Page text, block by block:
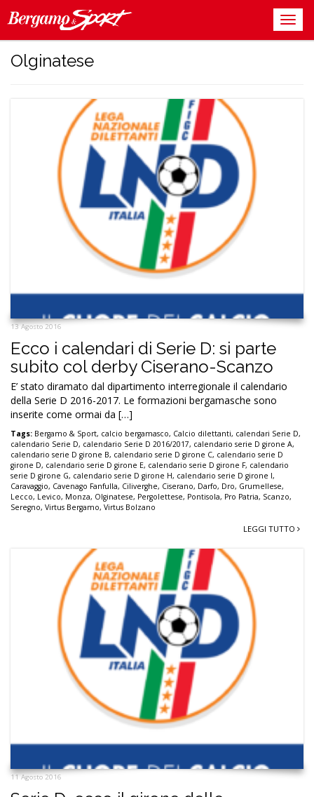
Olginatese
13 Agosto 2016
Ecco i calendari di Serie D: si parte
subito col derby Ciserano-Scanzo
E’ stato diramato dal dipartimento interregionale il calendario
della Serie D 2016-2017. Le formazioni bergamasche sono
inserite come ormai da […]
Tags: Bergamo & Sport, calcio bergamasco, Calcio dilettanti, calendari Serie D,
calendario Serie D, calendario Serie D 2016/2017, calendario serie D girone A,
calendario serie D girone B, calendario serie D girone C, calendario serie D
girone D, calendario serie D girone E, calendario serie D girone F, calendario
serie D girone G, calendario serie D girone H, calendario serie D girone I,
Caravaggio, Cavenago Fanfulla, Ciliverghe, Ciserano, Darfo, Dro, Grumellese,
Lecco, Levico, Monza, Olginatese, Pergolettese, Pontisola, Pro Patria, Scanzo,
Seregno, Virtus Bergamo, Virtus Bolzano
LEGGI TUTTO
11 Agosto 2016